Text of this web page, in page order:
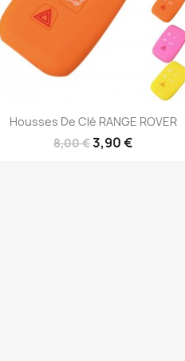
 Aperçu rapide
Housses De Clé RANGE ROVER
8,00 €3,90 €